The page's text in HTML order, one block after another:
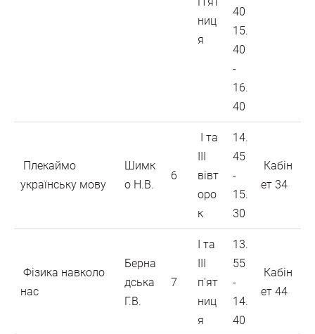
ниц
я
40
15.
40
-
16.
40
Плекаймо
українську мову
Шимк
о Н.В.
6
І та
ІІІ
вівт
оро
к
14.
45
-
15.
30
Кабін
ет 34
Фізика навколо
нас
Берна
дська
Г.В.
7
І та
ІІІ
п'ят
ниц
я
13.
55
-
14.
40
Кабін
ет 44